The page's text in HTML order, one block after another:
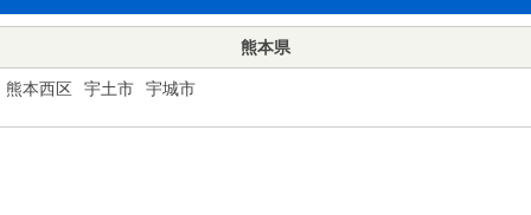
熊本県
熊本西区 宇土市 宇城市